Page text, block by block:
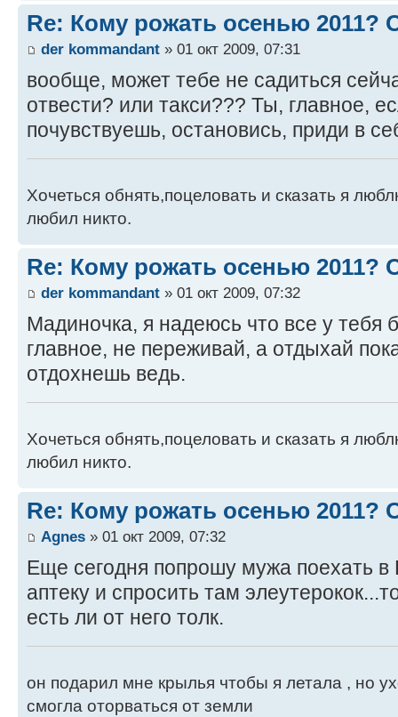
Re: Кому рожать осенью 2011?
der kommandant » 01 окт 2009, 07:31
вообще, может тебе не садиться
отвести? или такси??? Ты, главное,
почувствуешь, остановись, приди в
Хочеться обнять,поцеловать и сказать я
любил никто.
Re: Кому рожать осенью 2011?
der kommandant » 01 окт 2009, 07:32
Мадиночка, я надеюсь что все у тебя
главное, не переживай, а отдыхай
отдохнешь ведь.
Хочеться обнять,поцеловать и сказать я
любил никто.
Re: Кому рожать осенью 2011?
Agnes » 01 окт 2009, 07:32
Еще сегодня попрошу мужа поехать в
аптеку и спросить там
есть ли от него толк.
он подарил мне крылья чтобы я летала , но
смогла оторваться от земли